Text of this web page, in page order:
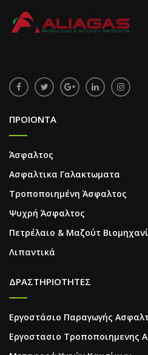
ΠΡΟΙΟΝΤΑ
Άσφαλτος
Ασφαλτικα Γαλακτωματα
Τροποποιημένη Άσφαλτος
Ψυχρή Άσφαλτος
Πετρέλαιο & Μαζούτ
Λιπαντικά
ΔΡΑΣΤΗΡΙΟΤΗΤΕΣ
Εργοστάσιο Παραγωγής
Εργοστασιο Τροποποιημενης